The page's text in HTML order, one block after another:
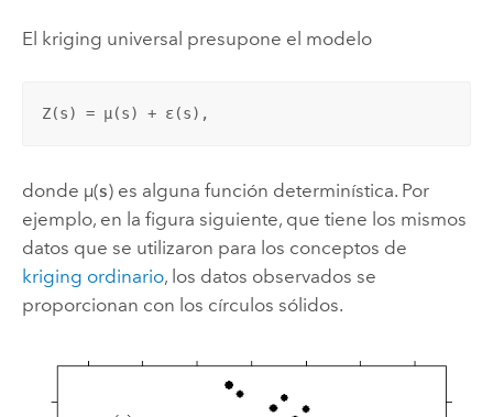
El kriging universal presupone el modelo
Z(s) = µ(s) + ε(s),
donde µ(s) es alguna función determinística. Por
ejemplo, en la figura siguiente, que tiene los mismos
datos que se utilizaron para los conceptos de
kriging ordinario, los datos observados se
proporcionan con los círculos sólidos.